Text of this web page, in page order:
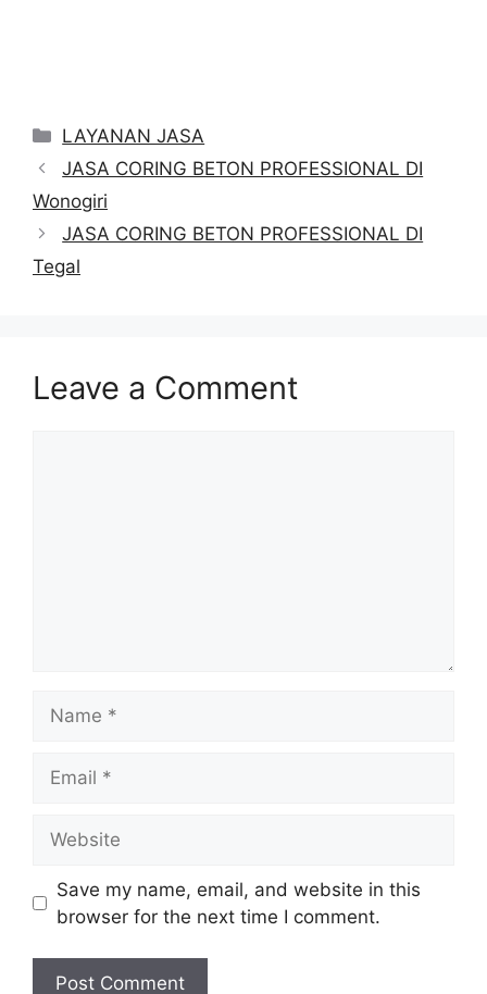
Categories
LAYANAN JASA
JASA CORING BETON PROFESSIONAL DI
Wonogiri
JASA CORING BETON PROFESSIONAL DI
Tegal
Leave a Comment
Save my name, email, and website in this
browser for the next time I comment.